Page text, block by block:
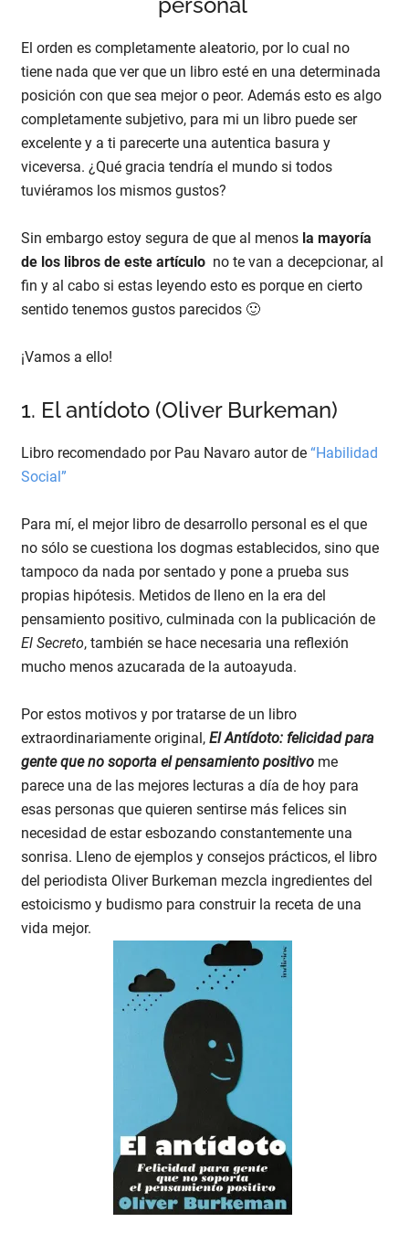
El orden es completamente aleatorio, por lo cual no
tiene nada que ver que un libro esté en una determinada
posición con que sea mejor o peor. Además esto es algo
completamente subjetivo, para mi un libro puede ser
excelente y a ti parecerte una autentica basura y
viceversa. ¿Qué gracia tendría el mundo si todos
tuviéramos los mismos gustos?
Sin embargo estoy segura de que al menos la mayoría
de los libros de este artículo no te van a decepcionar, al
fin y al cabo si estas leyendo esto es porque en cierto
sentido tenemos gustos parecidos 🙂
¡Vamos a ello!
1. El antídoto (Oliver Burkeman)
Libro recomendado por Pau Navaro autor de “Habilidad
Social”
Para mí, el mejor libro de desarrollo personal es el que
no sólo se cuestiona los dogmas establecidos, sino que
tampoco da nada por sentado y pone a prueba sus
propias hipótesis. Metidos de lleno en la era del
pensamiento positivo, culminada con la publicación de
El Secreto, también se hace necesaria una reflexión
mucho menos azucarada de la autoayuda.
Por estos motivos y por tratarse de un libro
extraordinariamente original, El Antídoto: felicidad para
gente que no soporta el pensamiento positivo me
parece una de las mejores lecturas a día de hoy para
esas personas que quieren sentirse más felices sin
necesidad de estar esbozando constantemente una
sonrisa. Lleno de ejemplos y consejos prácticos, el libro
del periodista Oliver Burkeman mezcla ingredientes del
estoicismo y budismo para construir la receta de una
vida mejor.